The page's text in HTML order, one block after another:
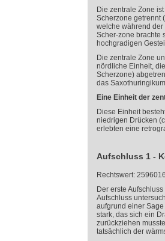
Die zentrale Zone
Scherzone getrennt
welche während
Scher-zone brachte
hochgradigen
Die zentrale Zone
nördliche Einheit,
Scherzone)
das
Eine Einheit der
Diese Einheit
niedrigen Drücken
erlebten eine
Aufschluss 1 -
Rechtswert:
Der erste
Aufschluss
aufgrund einer
stark, das sich ein
zurückziehen
tatsächlich der